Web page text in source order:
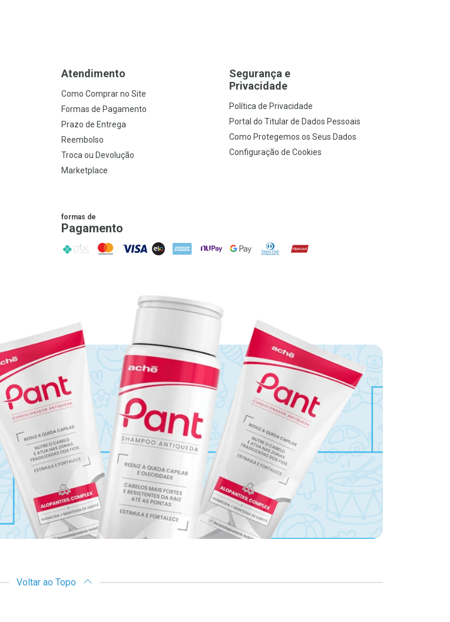
Atendimento
Como Comprar no Site
Formas de Pagamento
Prazo de Entrega
Reembolso
Troca ou Devolução
Marketplace
Segurança e
Privacidade
Política de Privacidade
Portal do Titular de Dados Pessoais
Como Protegemos os Seus Dados
Configuração de Cookies
formas de
Pagamento
PIX MasterCard
VISA ELO AMEX NuPay Google PayDiners ClubHipercard
Voltar ao Topo